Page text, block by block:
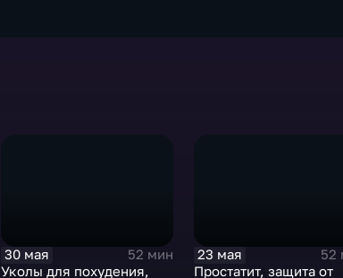
30 мая
52 мин
Уколы для похудения,
23 мая
52
Простатит, защита от